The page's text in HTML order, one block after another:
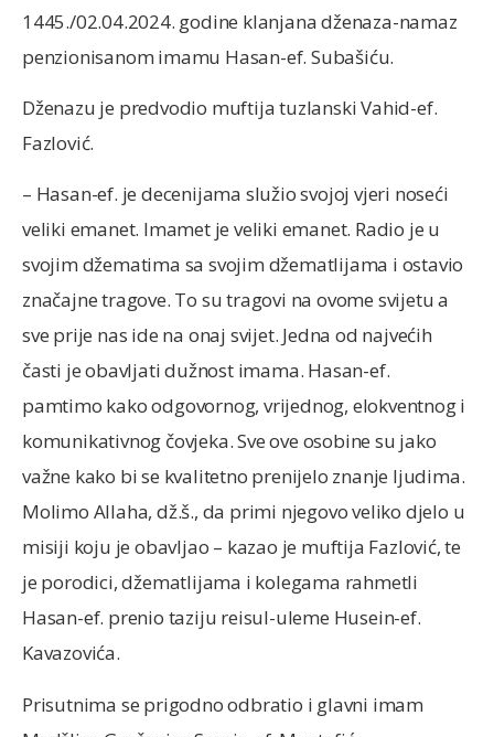
1445./02.04.2024. godine klanjana dženaza-namaz
penzionisanom imamu Hasan-ef. Subašiću.
Dženazu je predvodio muftija tuzlanski Vahid-ef.
Fazlović.
– Hasan-ef. je decenijama služio svojoj vjeri noseći
veliki emanet. Imamet je veliki emanet. Radio je u
svojim džematima sa svojim džematlijama i ostavio
značajne tragove. To su tragovi na ovome svijetu a
sve prije nas ide na onaj svijet. Jedna od najvećih
časti je obavljati dužnost imama. Hasan-ef.
pamtimo kako odgovornog, vrijednog, elokventnog i
komunikativnog čovjeka. Sve ove osobine su jako
važne kako bi se kvalitetno prenijelo znanje ljudima.
Molimo Allaha, dž.š., da primi njegovo veliko djelo u
misiji koju je obavljao – kazao je muftija Fazlović, te
je porodici, džematlijama i kolegama rahmetli
Hasan-ef. prenio taziju reisul-uleme Husein-ef.
Kavazovića.
Prisutnima se prigodno odbratio i glavni imam